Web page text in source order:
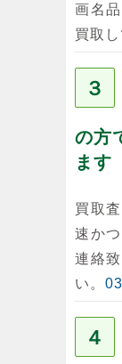
画名
買取し
３
の方
ます
買取
速か
連絡
い。
４